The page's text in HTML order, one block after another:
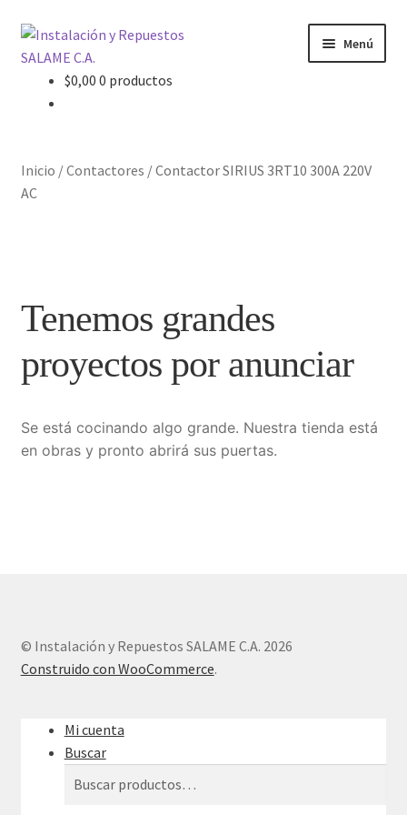
Ir
a
navegación
Ir
al
contenido
Menú
Contacto
Mi cuenta
Nosotros
Sample Page
$0,00 0 productos
Inicio /Contactores /Contactor SIRIUS 3RT10 300A 220V
AC
Tenemos grandes
proyectos por anunciar
Se está cocinando algo grande. Nuestra tienda está
en obras y pronto abrirá sus puertas.
© Instalación y Repuestos SALAME C.A. 2026
Construido con WooCommerce.
Mi cuenta
Buscar